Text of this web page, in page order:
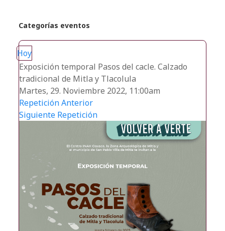
Categorías eventos
Hoy
Exposición temporal Pasos del cacle. Calzado
tradicional de Mitla y Tlacolula
Martes, 29. Noviembre 2022, 11:00am
Repetición Anterior
Siguiente Repetición